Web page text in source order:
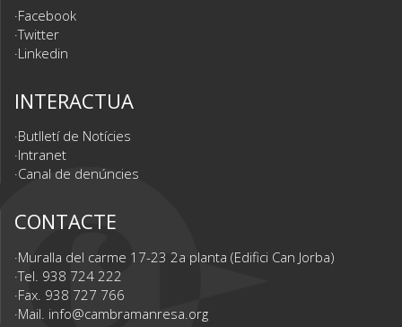
Facebook
Twitter
Linkedin
INTERACTUA
Butlletí de Notícies
Intranet
Canal de denúncies
CONTACTE
Muralla del carme 17-23 2a planta (Edifici Can Jorba)
Tel. 938 724 222
Fax. 938 727 766
Mail. info@cambramanresa.org